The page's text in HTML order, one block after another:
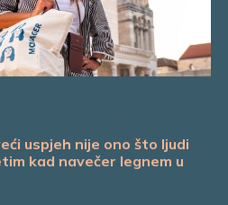
uspjeh nije ono što ljudi
kad navečer legnem u